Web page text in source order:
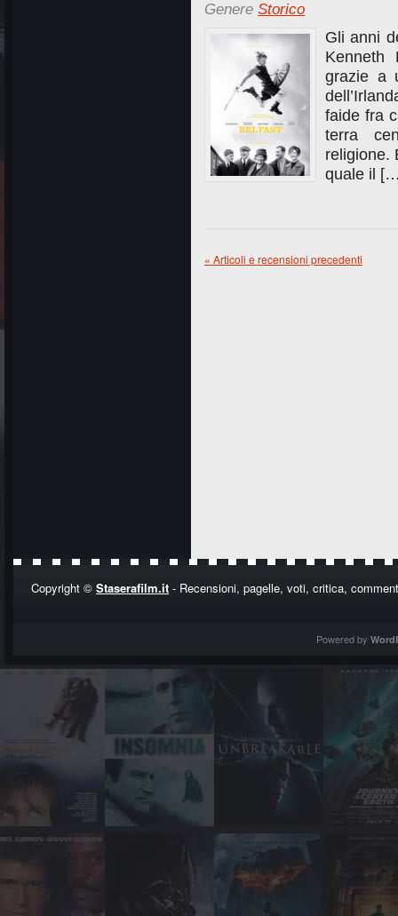
Genere Storico
Gli anni
Kenneth
grazie a
faide fra
terra
religione.
quale il
« Articoli e recensioni precedenti
Copyright © Staserafilm.it - Recensioni, pagelle, voti, critica,
Powered by